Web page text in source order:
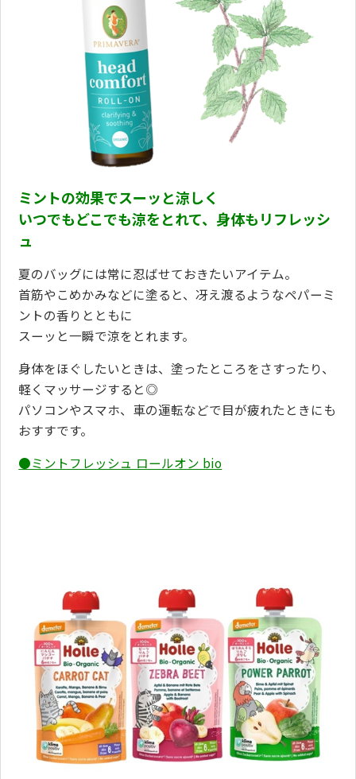
ミントの効果でスーッと涼しく
いつでもどこでも涼をとれて、身体もリフレッシ
ュ
夏のバッグには常に忍ばせておきたいアイテム。
首筋やこめかみなどに塗ると、冴え渡るようなペパーミ
ントの香りとともに
スーッと一瞬で涼をとれます。
身体をほぐしたいときは、塗ったところをさすったり、
軽くマッサージすると◎
パソコンやスマホ、車の運転などで目が疲れたときにも
おすすです。
●ミントフレッシュ ロールオン bio